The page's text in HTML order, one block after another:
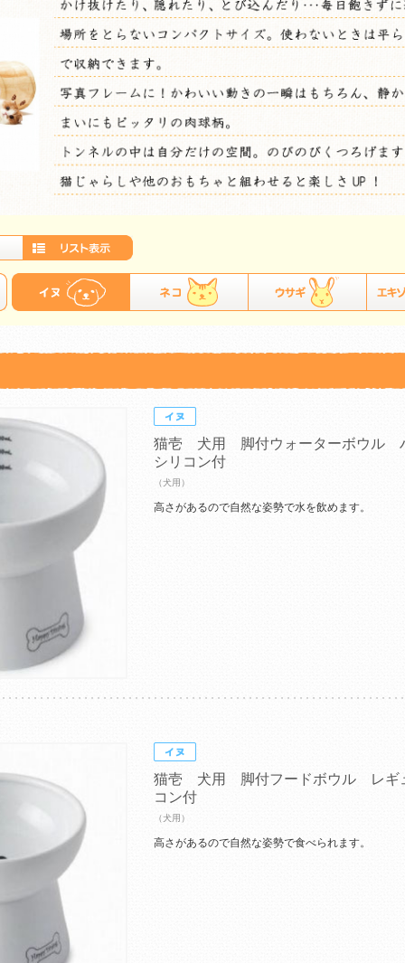
猫壱 犬用 脚付ウォーターボウル
シリコン付
（犬用）
高さがあるので自然な姿勢で水を飲めます。
猫壱 犬用 脚付フードボウル レギ
コン付
（犬用）
高さがあるので自然な姿勢で食べられます。